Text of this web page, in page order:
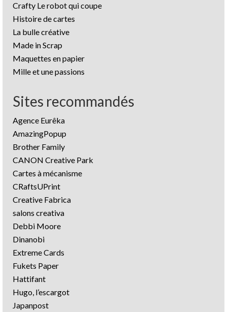
Crafty Le robot qui coupe
Histoire de cartes
La bulle créative
Made in Scrap
Maquettes en papier
Mille et une passions
Sites recommandés
Agence Eurêka
AmazingPopup
Brother Family
CANON Creative Park
Cartes à mécanisme
CRaftsUPrint
Creative Fabrica
salons creativa
Debbi Moore
Dinanobi
Extreme Cards
Fukets Paper
Hattifant
Hugo, l’escargot
Japanpost